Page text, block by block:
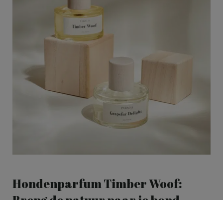
Hondenparfum Timber Woof: